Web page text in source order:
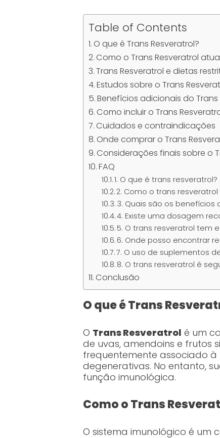
Table of Contents
O que é Trans Resveratrol?
Como o Trans Resveratrol
Trans Resveratrol e dietas
Estudos sobre o Trans
Benefícios adicionais do Trans
Como incluir o Trans
Cuidados e contraindicações
Onde comprar o Trans
Considerações finais sobre o
FAQ
1. O que é trans resveratrol?
2. Como o trans
3. Quais são os
4. Existe uma dosagem
5. O trans resveratrol tem
6. Onde posso encontrar
7. O uso de suplementos
8. O trans resveratrol é
Conclusão
O que é Trans
O Trans Resveratrol é um
de uvas, amendoins e frutos
frequentemente associado
degenerativas. No entanto,
função imunológica.
Como o Trans
O sistema imunológico é um